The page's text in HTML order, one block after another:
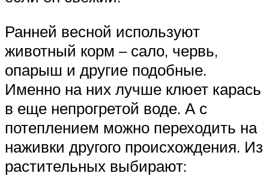
Ранней весной используют
животный корм – сало, червь,
опарыш и другие подобные.
Именно на них лучше клюет карась
в еще непрогретой воде. А с
потеплением можно переходить на
наживки другого происхождения. Из
растительных выбирают: